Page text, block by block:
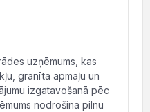
uzņēmums, kas
granīta apmaļu un
izgatavošanā pēc
nodrošina pilnu